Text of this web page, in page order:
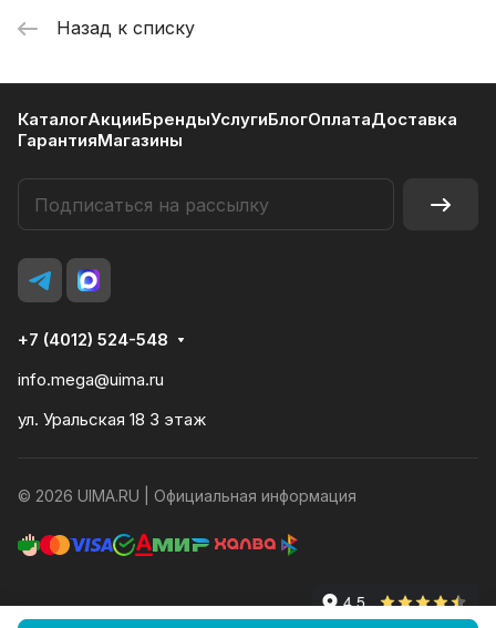
Назад к списку
КаталогАкцииБрендыУслугиБлогОплатаДоставка
ГарантияМагазины
+7 (4012) 524-548
info.mega@uima.ru
ул. Уральская 18 3 этаж
© 2026 UIMA.RU | Официальная информация
Конфиденциальность Оферта